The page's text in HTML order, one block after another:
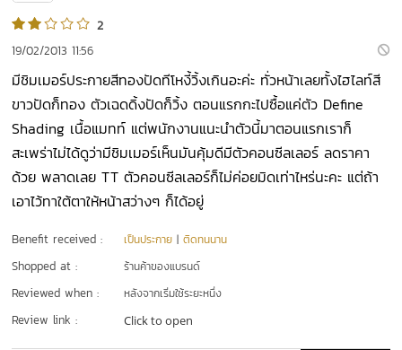
2
19/02/2013 11:56
มีชิมเมอร์ประกายสีทองปัดทีโหงี้วิ้งเกินอะค่ะ ทั่วหน้าเลยทั้งไฮไลท์สี
ขาวปัดก็ทอง ตัวเฉดดิ้งปัดก็วิ้ง ตอนแรกกะไปซื้อแค่ตัว Define
Shading เนื้อแมทท์ แต่พนักงานแนะนำตัวนี้มาตอนแรกเราก็
สะเพร่าไม่ได้ดูว่ามีชิมเมอร์เห็นมันคุ้มดีมีตัวคอนซีลเลอร์ ลดราคา
ด้วย พลาดเลย TT ตัวคอนซีลเลอร์ก็ไม่ค่อยมิดเท่าไหร่นะคะ แต่ถ้า
เอาไว้ทาใต้ตาให้หน้าสว่างๆ ก็ได้อยู่
Benefit received : เป็นประกาย |ติดทนนาน
Shopped at : ร้านค้าของแบรนด์
Reviewed when : หลังจากเริ่มใช้ระยะหนึ่ง
Review link : Click to open